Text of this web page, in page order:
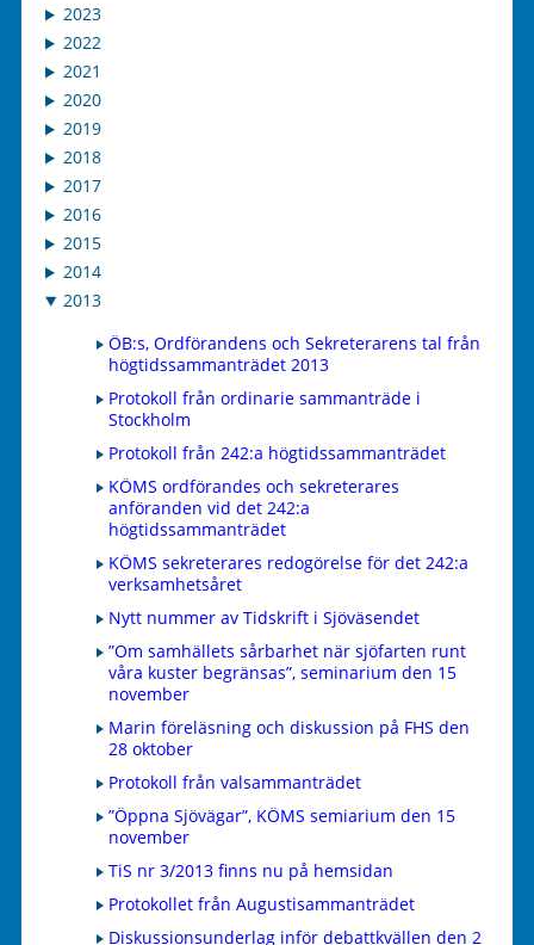
2023
2022
2021
2020
2019
2018
2017
2016
2015
2014
2013
ÖB:s, Ordförandens och Sekreterarens tal från
högtidssammanträdet 2013
Protokoll från ordinarie sammanträde i
Stockholm
Protokoll från 242:a högtidssammanträdet
KÖMS ordförandes och sekreterares
anföranden vid det 242:a
högtidssammanträdet
KÖMS sekreterares redogörelse för det 242:a
verksamhetsåret
Nytt nummer av Tidskrift i Sjöväsendet
”Om samhällets sårbarhet när sjöfarten runt
våra kuster begränsas”, seminarium den 15
november
Marin föreläsning och diskussion på FHS den
28 oktober
Protokoll från valsammanträdet
”Öppna Sjövägar”, KÖMS semiarium den 15
november
TiS nr 3/2013 finns nu på hemsidan
Protokollet från Augustisammanträdet
Diskussionsunderlag inför debattkvällen den 2